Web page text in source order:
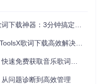
大音乐源歌词📡
导致部分歌曲无法获取歌
音乐平台资源，用户可自
：3分钟搞定音乐库歌词整理 🎵
歌词下载高效解决方案
取音乐歌词的终极解决方案
问题诊断到高效管理